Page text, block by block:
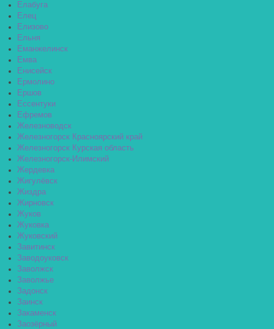
Елабуга
Елец
Елизово
Ельня
Еманжелинск
Емва
Енисейск
Ермолино
Ершов
Ессентуки
Ефремов
Железноводск
Железногорск Красноярский край
Железногорск Курская область
Железногорск-Илимский
Жердевка
Жигулёвск
Жиздра
Жирновск
Жуков
Жуковка
Жуковский
Завитинск
Заводоуковск
Заволжск
Заволжье
Задонск
Заинск
Закаменск
Заозёрный